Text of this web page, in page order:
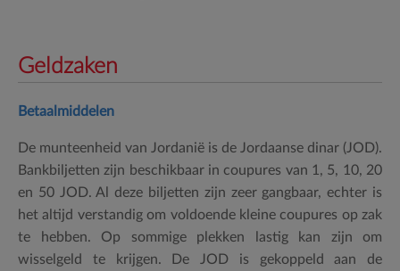
Geldzaken
Betaalmiddelen
De munteenheid van Jordanië is de Jordaanse dinar (JOD).
Bankbiljetten zijn beschikbaar in coupures van 1, 5, 10, 20
en 50 JOD. Al deze biljetten zijn zeer gangbaar, echter is
het altijd verstandig om voldoende kleine coupures op zak
te hebben. Op sommige plekken lastig kan zijn om
wisselgeld te krijgen. De JOD is gekoppeld aan de